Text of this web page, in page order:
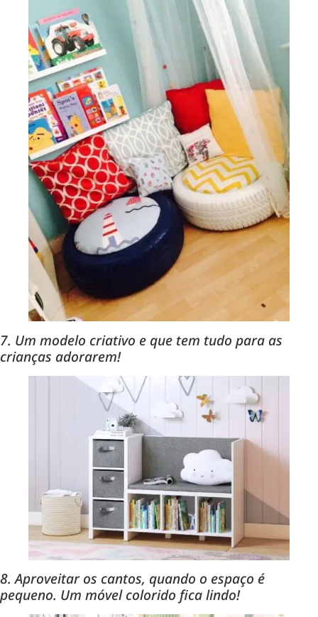
7. Um modelo criativo e que tem tudo para as
crianças adorarem!
8. Aproveitar os cantos, quando o espaço é
pequeno. Um móvel colorido fica lindo!